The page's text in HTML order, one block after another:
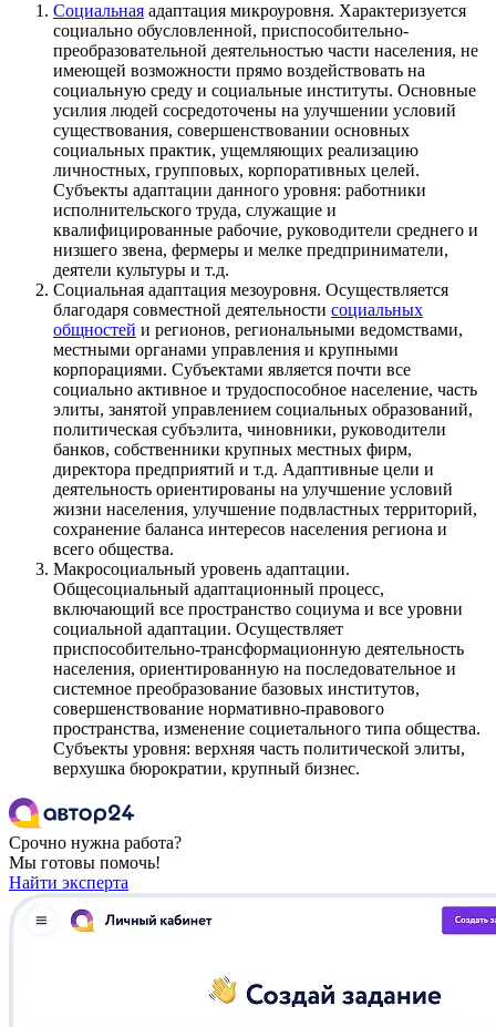
Социальная адаптация микроуровня. Характеризуется
социально обусловленной, приспособительно-
преобразовательной деятельностью части населения, не
имеющей возможности прямо воздействовать на
социальную среду и социальные институты. Основные
усилия людей сосредоточены на улучшении условий
существования, совершенствовании основных
социальных практик, ущемляющих реализацию
личностных, групповых, корпоративных целей.
Субъекты адаптации данного уровня: работники
исполнительского труда, служащие и
квалифицированные рабочие, руководители среднего и
низшего звена, фермеры и мелке предприниматели,
деятели культуры и т.д.
Социальная адаптация мезоуровня. Осуществляется
благодаря совместной деятельности социальных
общностей и регионов, региональными ведомствами,
местными органами управления и крупными
корпорациями. Субъектами является почти все
социально активное и трудоспособное население, часть
элиты, занятой управлением социальных образований,
политическая субъэлита, чиновники, руководители
банков, собственники крупных местных фирм,
директора предприятий и т.д. Адаптивные цели и
деятельность ориентированы на улучшение условий
жизни населения, улучшение подвластных территорий,
сохранение баланса интересов населения региона и
всего общества.
Макросоциальный уровень адаптации.
Общесоциальный адаптационный процесс,
включающий все пространство социума и все уровни
социальной адаптации. Осуществляет
приспособительно-трансформационную деятельность
населения, ориентированную на последовательное и
системное преобразование базовых институтов,
совершенствование нормативно-правового
пространства, изменение социетального типа общества.
Субъекты уровня: верхняя часть политической элиты,
верхушка бюрократии, крупный бизнес.
Срочно нужна работа?
Мы готовы помочь!
Найти эксперта